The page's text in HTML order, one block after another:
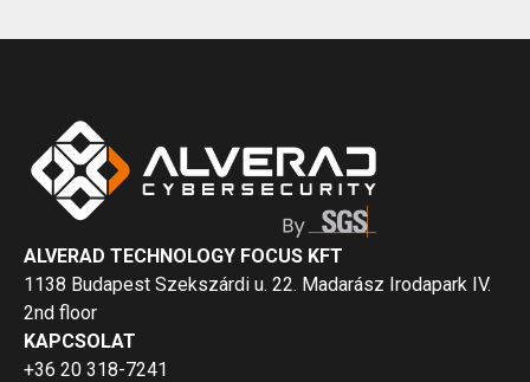
ALVERAD TECHNOLOGY FOCUS KFT
1138 Budapest Szekszárdi u. 22. Madarász Irodapark IV.
2nd floor
KAPCSOLAT
+36 20 318-7241